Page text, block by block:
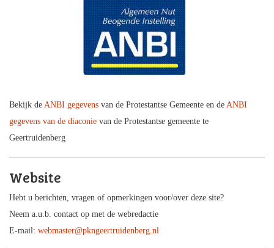
Bekijk de ANBI gegevens van de Protestantse Gemeente en de ANBI
gegevens van de diaconie van de Protestantse gemeente te
Geertruidenberg
Website
Hebt u berichten, vragen of opmerkingen voor/over deze site?
Neem a.u.b. contact op met de webredactie
E-mail: webmaster@pkngeertruidenberg.nl